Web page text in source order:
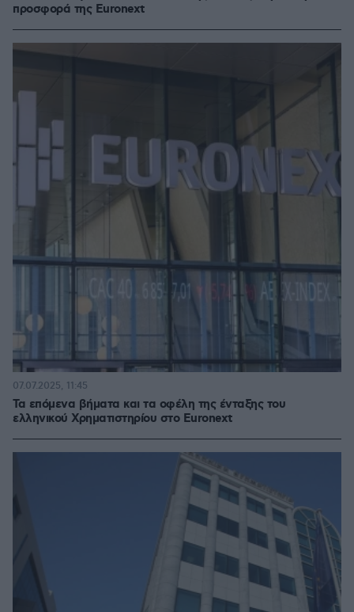
προσφορά της Euronext
Τα επόμενα βήματα και τα οφέλη της ένταξης του
ελληνικού Χρηματιστηρίου στο Euronext
07.07.2025, 11:45